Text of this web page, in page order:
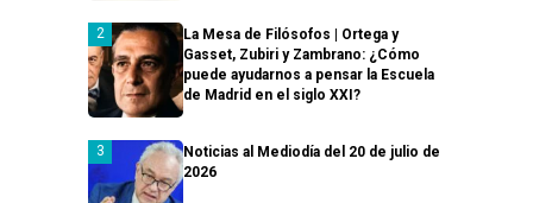
La Mesa de Filósofos | Ortega y
Gasset, Zubiri y Zambrano: ¿Cómo
puede ayudarnos a pensar la Escuela
de Madrid en el siglo XXI?
Noticias al Mediodía del 20 de julio de
2026